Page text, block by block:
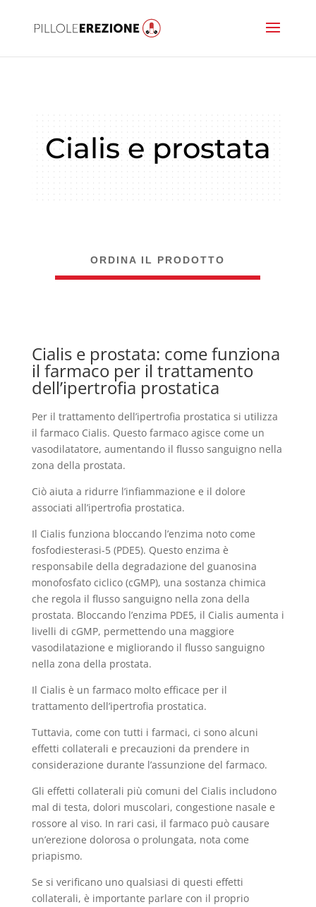
Cialis e prostata
ORDINA IL PRODOTTO
Cialis e prostata: come funziona
il farmaco per il trattamento
dell’ipertrofia prostatica
Per il trattamento dell’ipertrofia prostatica si utilizza
il farmaco Cialis. Questo farmaco agisce come un
vasodilatatore, aumentando il flusso sanguigno nella
zona della prostata.
Ciò aiuta a ridurre l’infiammazione e il dolore
associati all’ipertrofia prostatica.
Il Cialis funziona bloccando l’enzima noto come
fosfodiesterasi-5 (PDE5). Questo enzima è
responsabile della degradazione del guanosina
monofosfato ciclico (cGMP), una sostanza chimica
che regola il flusso sanguigno nella zona della
prostata. Bloccando l’enzima PDE5, il Cialis aumenta i
livelli di cGMP, permettendo una maggiore
vasodilatazione e migliorando il flusso sanguigno
nella zona della prostata.
Il Cialis è un farmaco molto efficace per il
trattamento dell’ipertrofia prostatica.
Tuttavia, come con tutti i farmaci, ci sono alcuni
effetti collaterali e precauzioni da prendere in
considerazione durante l’assunzione del farmaco.
Gli effetti collaterali più comuni del Cialis includono
mal di testa, dolori muscolari, congestione nasale e
rossore al viso. In rari casi, il farmaco può causare
un’erezione dolorosa o prolungata, nota come
priapismo.
Se si verificano uno qualsiasi di questi effetti
collaterali, è importante parlare con il proprio